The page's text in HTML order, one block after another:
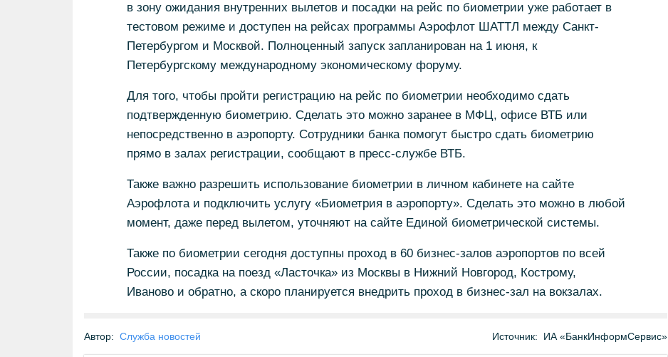
в зону ожидания внутренних вылетов и посадки на рейс по биометрии уже работает в
тестовом режиме и доступен на рейсах программы Аэрофлот ШАТТЛ между Санкт-
Петербургом и Москвой. Полноценный запуск запланирован на 1 июня, к
Петербургскому международному экономическому форуму.
Для того, чтобы пройти регистрацию на рейс по биометрии необходимо сдать
подтвержденную биометрию. Сделать это можно заранее в МФЦ, офисе ВТБ или
непосредственно в аэропорту. Сотрудники банка помогут быстро сдать биометрию
прямо в залах регистрации, сообщают в пресс-службе ВТБ.
Также важно разрешить использование биометрии в личном кабинете на сайте
Аэрофлота и подключить услугу «Биометрия в аэропорту». Сделать это можно в любой
момент, даже перед вылетом, уточняют на сайте Единой биометрической системы.
Также по биометрии сегодня доступны проход в 60 бизнес-залов аэропортов по всей
России, посадка на поезд «Ласточка» из Москвы в Нижний Новгород, Кострому,
Иваново и обратно, а скоро планируется внедрить проход в бизнес-зал на вокзалах.
Автор: Служба новостей Источник: ИА «БанкИнформСервис»